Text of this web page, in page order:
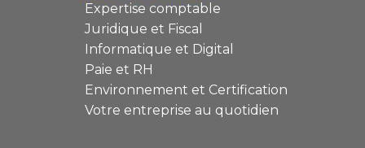
Expertise comptable
Juridique et Fiscal
Informatique et Digital
Paie et RH
Environnement et Certification
Votre entreprise au quotidien